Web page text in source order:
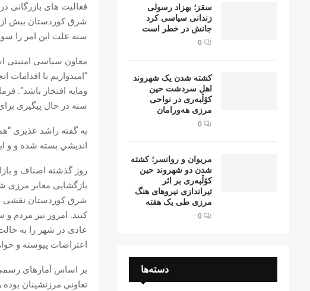
فعالیت های
شرق کوردستان بیش
سنە علت این امر را
معاون سیاسی امنیتی
“امیدواریم با
ومایه افتخار باشد”.
سنە در حال پیگیری
به گفته راشد عذیری
انديشي بسته شده و و
روز گذشته اصناف و
بازگشایی معابر مرزی
شرق کوردستان نقشی
کنند. امروز نیز مردم
عادی در شهر را به
اعتراضات پیوسته و
تعاونی مرزنشینان
سقز؛ بهزاد رسولی
زندانی سیاسی کرد
جانش در خطر است
0
کشتە شدن یک شهروند
اهل سردشت حین
کۆڵبەری در نواحی
مرزی هەورامان
0
مریوان و روانسر؛ کشته
شدن دو شهروند حین
کۆڵبەری بر اثر
تیراندازی نیروهای هنگ
مرزی طی یک هفته
0
دسته‌ها